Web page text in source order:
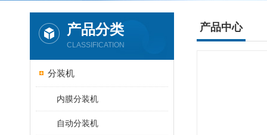
产品分类
CLASSIFICATION
分装机
内膜分装机
自动分装机
产品中心